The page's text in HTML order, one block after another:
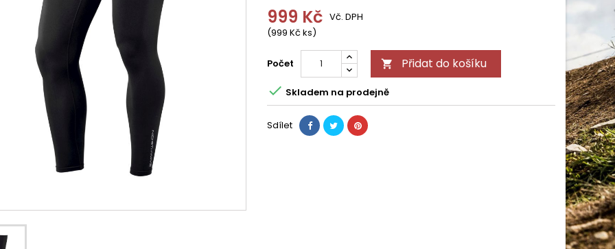
999 Kč
(999 Kč ks)
Vč. DPH
Počet  Přidat do košíku
 Skladem na prodejně
Sdílet